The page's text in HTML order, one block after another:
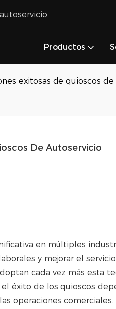
Productos
exitosas de quioscos de
De Autoservicio
en múltiples
y mejorar el
cada vez más esta
éxito de los quioscos
operaciones